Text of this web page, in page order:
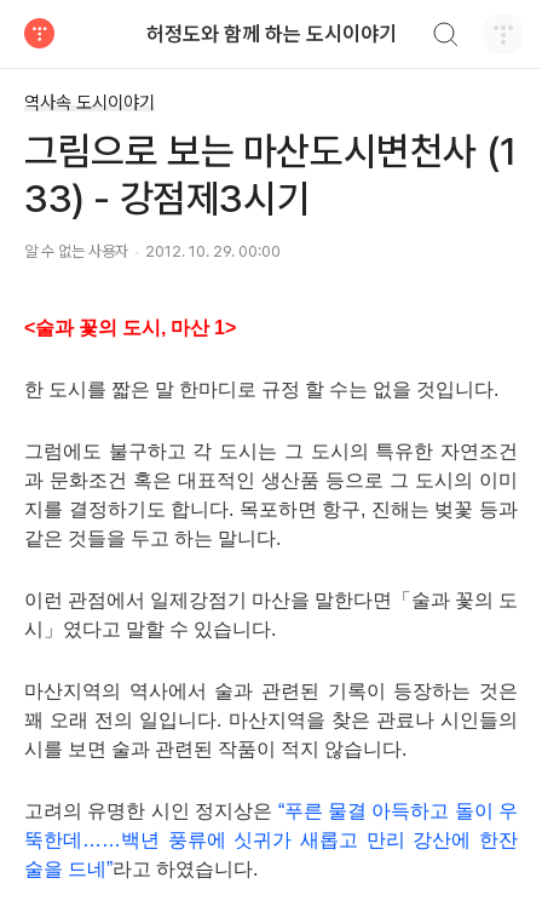
허정도와 함께 하는 도시이야기
역사속 도시이야기
그림으로 보는 마산도시변천사 (1
33) - 강점제3시기
알 수 없는 사용자 2012. 10. 29. 00:00
<술과 꽃의 도시, 마산 1>
한 도시를 짧은 말 한마디로 규정 할 수는 없을 것입니다.
그럼에도 불구하고 각 도시는 그 도시의 특유한 자연조건
과 문화조건 혹은 대표적인 생산품 등으로 그 도시의 이미
지를 결정하기도 합니다. 목포하면 항구, 진해는 벚꽃 등과
같은 것들을 두고 하는 말니다.
이런 관점에서 일제강점기 마산을 말한다면「술과 꽃의 도
시」였다고 말할 수 있습니다.
마산지역의 역사에서 술과 관련된 기록이 등장하는 것은
꽤 오래 전의 일입니다. 마산지역을 찾은 관료나 시인들의
시를 보면 술과 관련된 작품이 적지 않습니다.
고려의 유명한 시인 정지상은 “푸른 물결 아득하고 돌이 우
뚝한데……백년 풍류에 싯귀가 새롭고 만리 강산에 한잔
술을 드네”라고 하였습니다.